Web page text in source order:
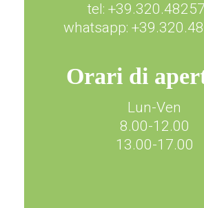
tel:
whatsapp:
Orari di
Lun-Ven
8.00-12.00
13.00-17.00